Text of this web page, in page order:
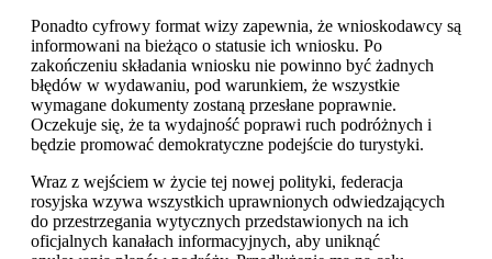
Ponadto cyfrowy format wizy zapewnia, że wnioskodawcy są
informowani na bieżąco o statusie ich wniosku. Po
zakończeniu składania wniosku nie powinno być żadnych
błędów w wydawaniu, pod warunkiem, że wszystkie
wymagane dokumenty zostaną przesłane poprawnie.
Oczekuje się, że ta wydajność poprawi ruch podróżnych i
będzie promować demokratyczne podejście do turystyki.
Wraz z wejściem w życie tej nowej polityki, federacja
rosyjska wzywa wszystkich uprawnionych odwiedzających
do przestrzegania wytycznych przedstawionych na ich
oficjalnych kanałach informacyjnych, aby uniknąć